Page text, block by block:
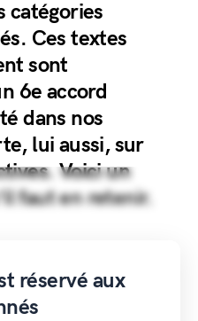
catégories
Ces textes
sont
6e accord
dans nos
lui aussi, sur
Voici un
faut en retenir.
réservé aux